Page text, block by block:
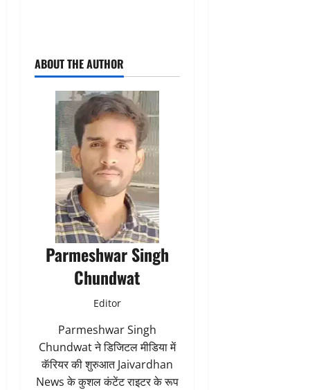
ABOUT THE AUTHOR
Parmeshwar Singh
Chundwat
Editor
Parmeshwar Singh
Chundwat ने डिजिटल मीडिया में
कॅरियर की शुरुआत Jaivardhan
News के कुशल कंटेंट राइटर के रूप